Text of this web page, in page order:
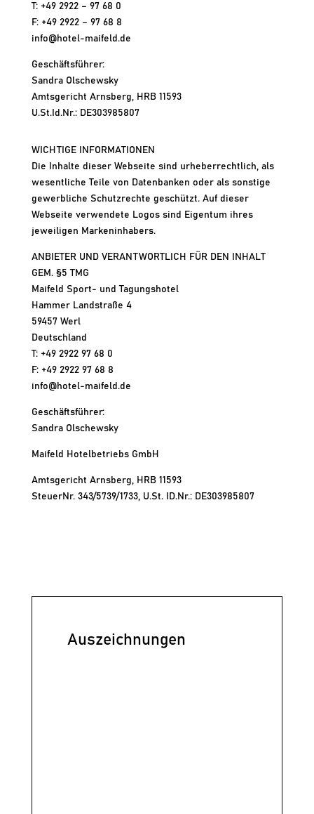
T: +49 2922 – 97 68 0
F: +49 2922 – 97 68 8
info@hotel-maifeld.de
Geschäftsführer:
Sandra Olschewsky
Amtsgericht Arnsberg, HRB 11593
U.St.Id.Nr.: DE303985807
WICHTIGE INFORMATIONEN
Die Inhalte dieser Webseite sind urheberrechtlich, als
wesentliche Teile von Datenbanken oder als sonstige
gewerbliche Schutzrechte geschützt. Auf dieser
Webseite verwendete Logos sind Eigentum ihres
jeweiligen Markeninhabers.
ANBIETER UND VERANTWORTLICH FÜR DEN INHALT
GEM. §5 TMG
Maifeld Sport- und Tagungshotel
Hammer Landstraße 4
59457 Werl
Deutschland
T: +49 2922 97 68 0
F: +49 2922 97 68 8
info@hotel-maifeld.de
Geschäftsführer:
Sandra Olschewsky
Maifeld Hotelbetriebs GmbH
Amtsgericht Arnsberg, HRB 11593
SteuerNr. 343/5739/1733, U.St. ID.Nr.: DE303985807
Auszeichnungen